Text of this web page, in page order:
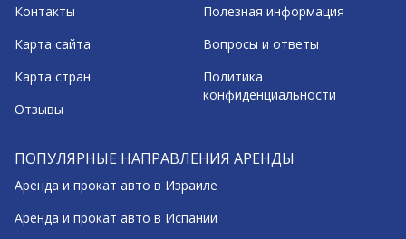
Контакты
Карта сайта
Карта стран
Отзывы
Полезная информация
Вопросы и ответы
Политика
конфиденциальности
ПОПУЛЯРНЫЕ НАПРАВЛЕНИЯ АРЕНДЫ
Аренда и прокат авто в Израиле
Аренда и прокат авто в Испании